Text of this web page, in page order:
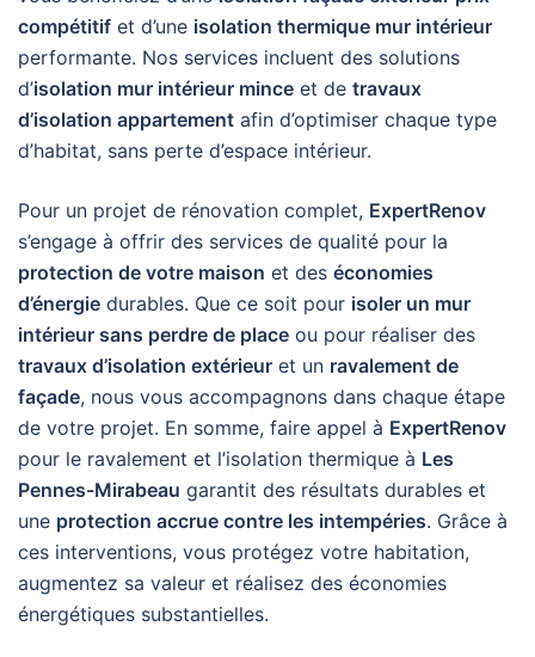
compétitif et d’une isolation thermique mur intérieur
performante. Nos services incluent des solutions
d’isolation mur intérieur mince et de travaux
d’isolation appartement afin d’optimiser chaque type
d’habitat, sans perte d’espace intérieur.
Pour un projet de rénovation complet, ExpertRenov
s’engage à offrir des services de qualité pour la
protection de votre maison et des économies
d’énergie durables. Que ce soit pour isoler un mur
intérieur sans perdre de place ou pour réaliser des
travaux d’isolation extérieur et un ravalement de
façade, nous vous accompagnons dans chaque étape
de votre projet. En somme, faire appel à ExpertRenov
pour le ravalement et l’isolation thermique à Les
Pennes-Mirabeau garantit des résultats durables et
une protection accrue contre les intempéries. Grâce à
ces interventions, vous protégez votre habitation,
augmentez sa valeur et réalisez des économies
énergétiques substantielles.